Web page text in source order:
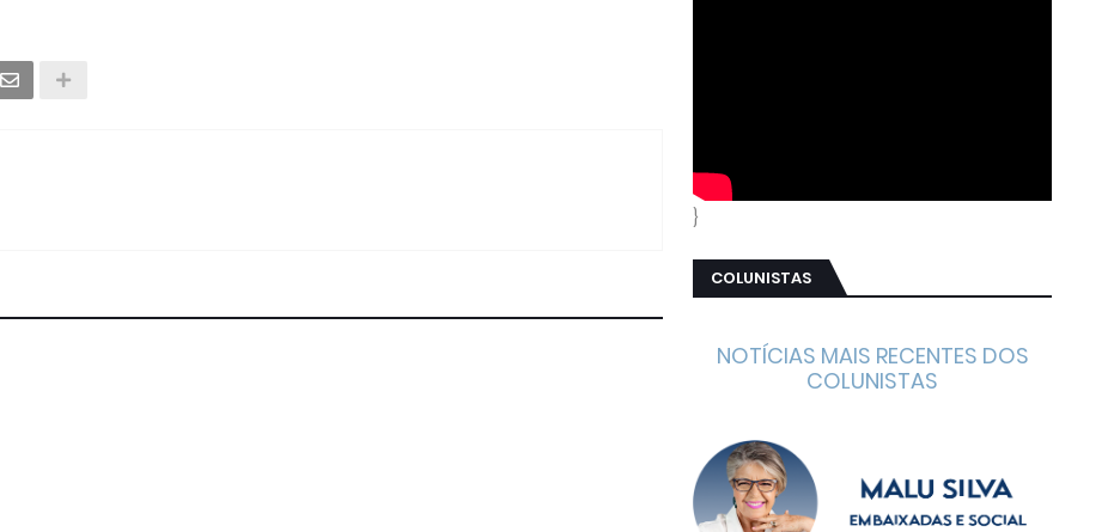
}
COLUNISTAS
NOTÍCIAS MAIS RECENTES DOS
COLUNISTAS